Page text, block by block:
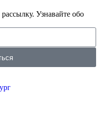
Узнавайте обо